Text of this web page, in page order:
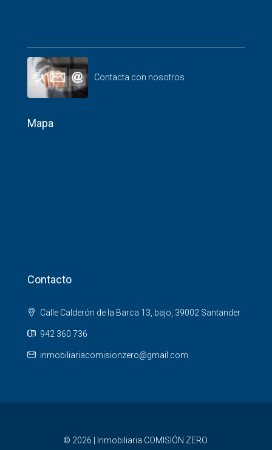
Contacta con nosotros
Mapa
Contacto
Calle Calderón de la Barca 13, bajo, 39002 Santander
942 360 736
inmobiliariacomisionzero@gmail.com
© 2026 | Inmobiliaria COMISIÓN ZERO.